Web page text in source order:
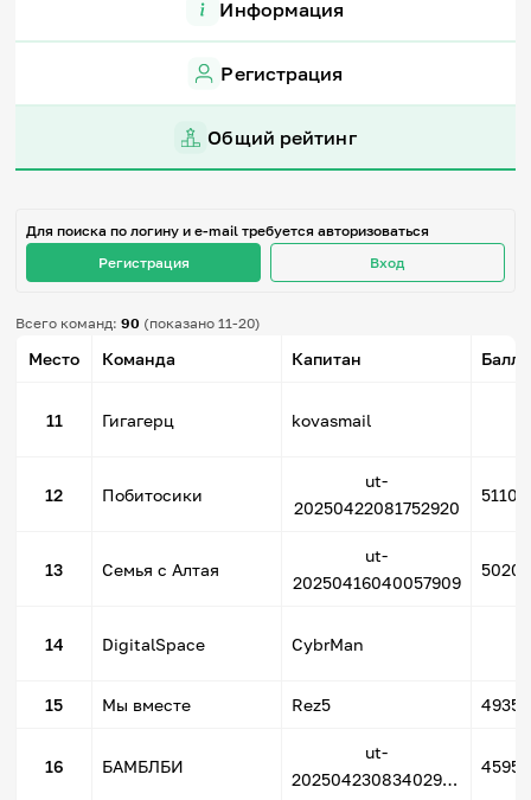
Игры и тренажеры
Знания в тестах
Настолка
Стихи
Педагогам
Школа наставников
Методика
English
Задать вопрос
Информация
Регистрация
Общий рейтинг
Для поиска по логину и e-mail требуется авторизоваться
Регистрация
Вход
Всего команд:90 (показано 11-20)
Место Команда Капитан
11 Гигагерц kovasmail
12 Побитосики
ut-
20250422081752920
5110
13 Семья с Алтая
ut-
20250416040057909
14 DigitalSpace CybrMan
15 Мы вместе Rez5
16 БАМБЛБИ
ut-
20250423083402989